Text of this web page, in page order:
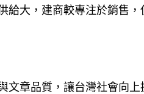
給大，建商較專注於銷售，
文章品質，讓台灣社會向上